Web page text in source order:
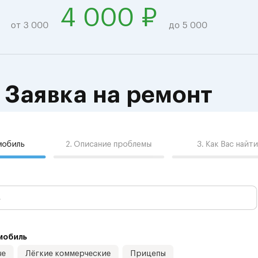
от 3 000 4 000 ₽ до 5 000
Заявка на ремонт
2. Описание проблемы 3. Как Вас найти
Лёгкие коммерческие Прицепы